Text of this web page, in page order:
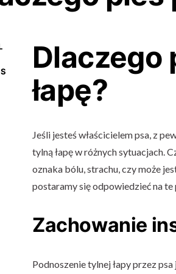
Dlaczego
łapę?
Jeśli jesteś właścicielem psa, z
tylną łapę w różnych sytuacjach.
oznaka bólu, strachu, czy może
postaramy się odpowiedzieć na te
Zachowanie
Podnoszenie tylnej łapy przez